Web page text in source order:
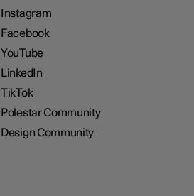
Instagram
Facebook
YouTube
LinkedIn
TikTok
Polestar Community
Design Community